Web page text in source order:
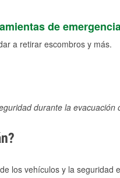
de
a retirar escombros y más.
durante la
los vehículos y la